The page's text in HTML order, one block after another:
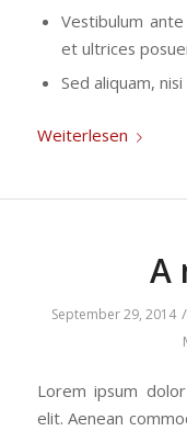
Vestibulum
et ultrices
Sed aliquam,
Weiterlesen
A
September 29, 2014 /
Lorem ipsum
elit. Aenean